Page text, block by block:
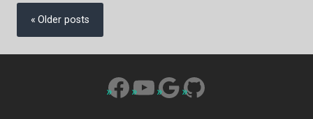
Posts
navigation
Older posts
Facebook
YouTube
Google
GitHub